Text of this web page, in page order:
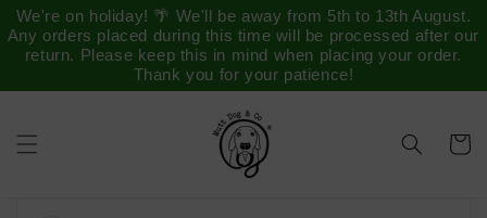
We're on holiday! 🌴 We'll be away from 5th to 13th August.
Any orders placed during this time will be processed after our
return. Please keep this in mind when placing your order.
Thank you for your patience!
para o
conteúdo